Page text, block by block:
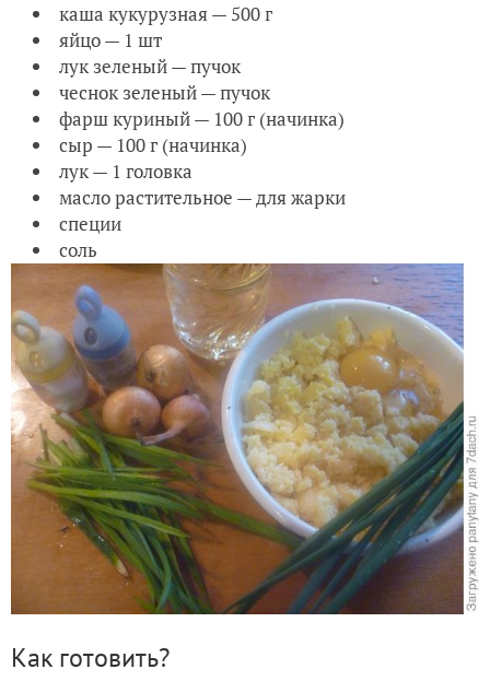
каша кукурузная — 500 г
яйцо — 1 шт
лук зеленый — пучок
чеснок зеленый — пучок
фарш куриный — 100 г (начинка)
сыр — 100 г (начинка)
лук — 1 головка
масло растительное — для жарки
специи
соль
Как готовить?